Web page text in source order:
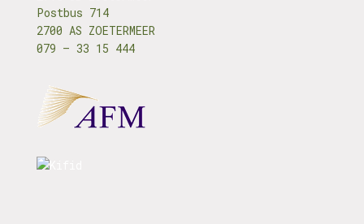
Postbus 714
2700 AS ZOETERMEER
079 – 33 15 444